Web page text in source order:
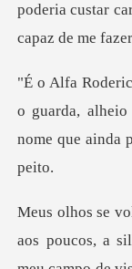
poderia custar
o guarda,
nom